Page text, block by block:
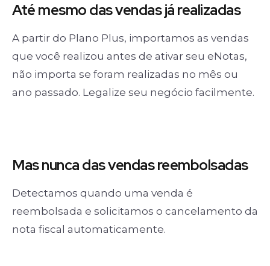
Até mesmo dasvendas já realizadas
A partir do Plano Plus, importamos as vendas
que você realizou antes de ativar seu eNotas,
não importa se foram realizadas no mês ou
ano passado. Legalize seu negócio facilmente.
Mas nuncadas vendasreembolsadas
Detectamos quando uma venda é
reembolsada e solicitamos o cancelamento da
nota fiscal automaticamente.